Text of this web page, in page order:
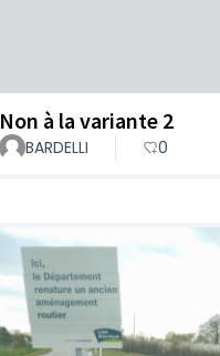
Non à la variante 2
BARDELLI 0